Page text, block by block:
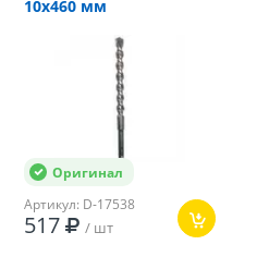
10x460 мм
Оригинал
Артикул: D-17538
517 / шт